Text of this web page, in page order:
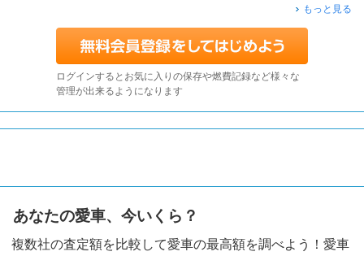
もっと見る
ログインするとお気に入りの保存や燃費記録など様々な
管理が出来るようになります
あなたの愛車、今いくら？
複数社の査定額を比較して愛車の最高額を調べよう！愛車